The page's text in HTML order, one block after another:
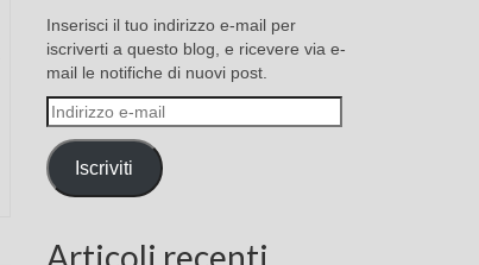
Inserisci il tuo indirizzo e-mail per
iscriverti a questo blog, e ricevere via e-
mail le notifiche di nuovi post.
Indirizzo
e-
mail
Iscriviti
Articoli recenti